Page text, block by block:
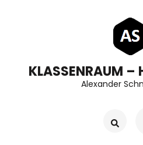
KLASSENRAUM –
Alexander